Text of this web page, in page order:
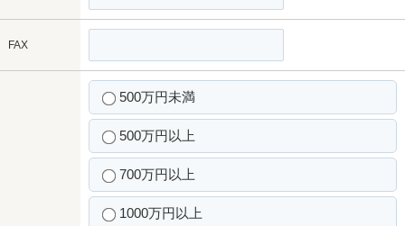
FAX
500万円未満
500万円以上
700万円以上
1000万円以上